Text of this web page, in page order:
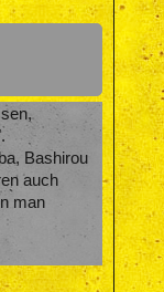
Bashirou
auch
man